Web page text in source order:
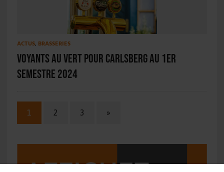
ACTUS, BRASSERIES
Voyants au vert pour Carlsberg au 1er
semestre 2024
1 2 3 »